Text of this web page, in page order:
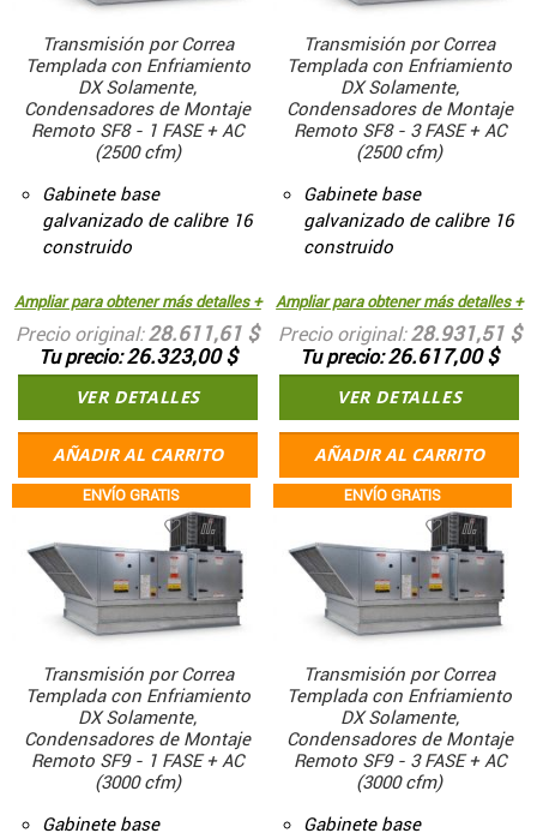
Transmisión por Correa
Templada con Enfriamiento
DX Solamente,
Condensadores de Montaje
Remoto SF8 - 1 FASE + AC
(2500 cfm)
Gabinete base
galvanizado de calibre 16
construido
Ampliar para obtener más detalles +
Precio original 28.611,61 $
Tu precio 26.323,00 $
VER DETALLES
AÑADIR AL CARRITO
Transmisión por Correa
Templada con Enfriamiento
DX Solamente,
Condensadores de Montaje
Remoto SF8 - 3 FASE + AC
(2500 cfm)
Gabinete base
galvanizado de calibre 16
construido
Ampliar para obtener más detalles +
Precio original 28.931,51 $
Tu precio 26.617,00 $
VER DETALLES
AÑADIR AL CARRITO
ENVÍO GRATIS
Transmisión por Correa
Templada con Enfriamiento
DX Solamente,
Condensadores de Montaje
Remoto SF9 - 1 FASE + AC
(3000 cfm)
Gabinete base
ENVÍO GRATIS
Transmisión por Correa
Templada con Enfriamiento
DX Solamente,
Condensadores de Montaje
Remoto SF9 - 3 FASE + AC
(3000 cfm)
Gabinete base